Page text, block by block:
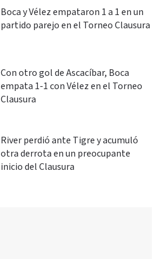
Boca y Vélez empataron 1 a 1 en un
partido parejo en el Torneo Clausura
Con otro gol de Ascacíbar, Boca
empata 1-1 con Vélez en el Torneo
Clausura
River perdió ante Tigre y acumuló
otra derrota en un preocupante
inicio del Clausura